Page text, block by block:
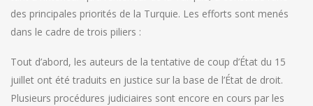
des principales priorités de la Turquie. Les efforts sont menés
dans le cadre de trois piliers :
Tout d’abord, les auteurs de la tentative de coup d’État du 15
juillet ont été traduits en justice sur la base de l’État de droit.
Plusieurs procédures judiciaires sont encore en cours par les